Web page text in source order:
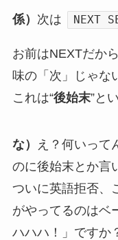
係） 次は NEXT
お前はNEXTだか
味の「次」じゃな
これは“後始末”と
な） え？何いって
のに後始末とか言
ついに英語拒否、
がやってるのはベ
ハハハ！」ですか